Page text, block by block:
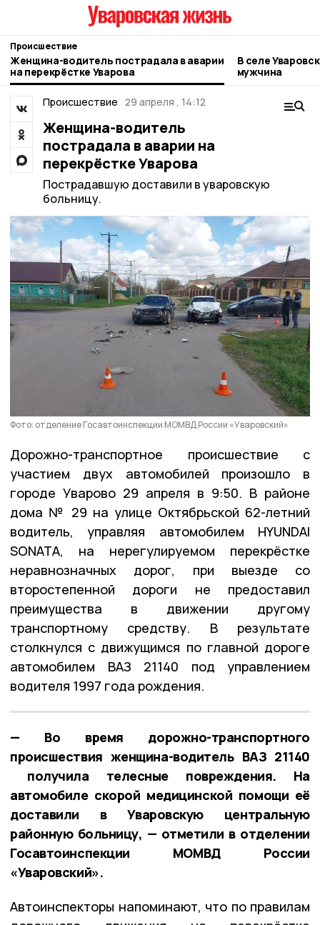
Происшествие
Женщина-водитель пострадала в аварии
на перекрёстке Уварова
В селе
мужчина
Происшествие 29 апреля , 14:12
Женщина-водитель
пострадала в аварии на
перекрёстке Уварова
Пострадавшую доставили в уваровскую
больницу.
Фото: отделение Госавтоинспекции МОМВД России «Уваровский»
Дорожно-транспортное происшествие с
участием двух автомобилей произошло в
городе Уварово 29 апреля в 9:50. В районе
дома № 29 на улице Октябрьской 62-летний
водитель, управляя автомобилем HYUNDAI
SONATA, на нерегулируемом перекрёстке
неравнозначных дорог, при выезде со
второстепенной дороги не предоставил
преимущества в движении другому
транспортному средству. В результате
столкнулся с движущимся по главной дороге
автомобилем ВАЗ 21140 под управлением
водителя 1997 года рождения.
— Во время дорожно-транспортного
происшествия женщина-водитель ВАЗ 21140
получила телесные повреждения. На
автомобиле скорой медицинской помощи её
доставили в Уваровскую центральную
районную больницу, — отметили в отделении
Госавтоинспекции МОМВД России
«Уваровский».
Автоинспекторы напоминают, что по правилам